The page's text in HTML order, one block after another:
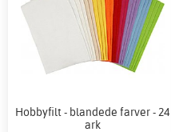
Hobbyfilt - blandede farver - 24
ark